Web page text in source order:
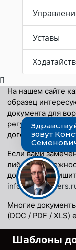
Уставы
На нашем сайте
образец
документа для
регулярно. В
договоров и
Если вами
либо
договора,
Многие
(DOC / PDF / XLS)
Шаблоны